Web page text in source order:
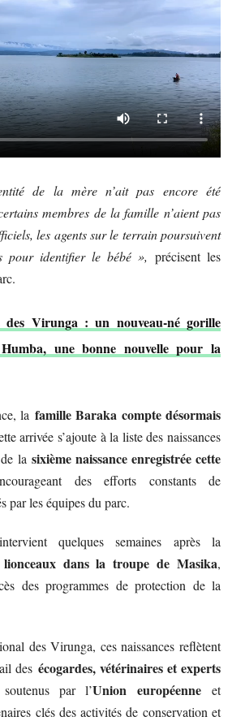
de la mère n’ait pas encore été
membres de la famille n’aient pas
les agents sur le terrain poursuivent
pour identifier le bébé », précisent les
Virunga : un nouveau-né gorille
une bonne nouvelle pour la
la famille Baraka compte désormais
arrivée s’ajoute à la liste des naissances
la sixième naissance enregistrée cette
des efforts constants de
par les équipes du parc.
quelques semaines après la
dans la troupe de Masika,
des programmes de protection de la
des Virunga, ces naissances reflètent
des écogardes, vétérinaires et experts
par l’Union européenneet
clés des activités de conservation et